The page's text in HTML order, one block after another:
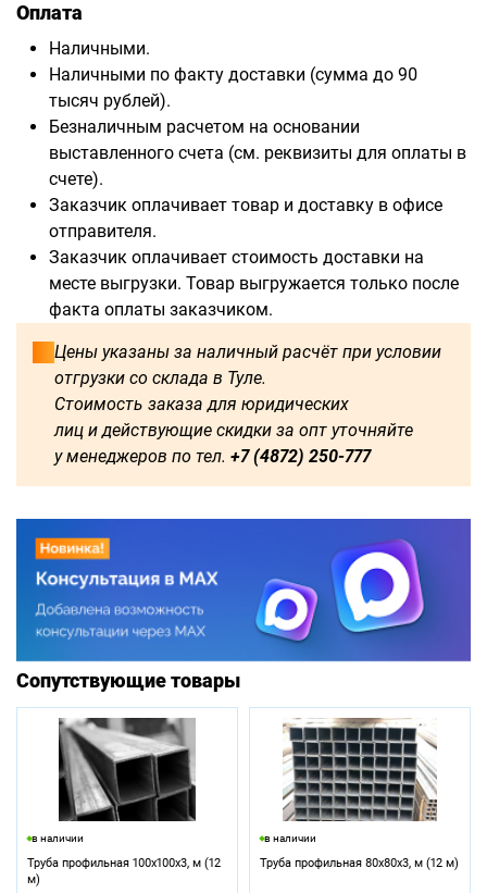
Оплата
Наличными.
Наличными по факту доставки (сумма до 90
тысяч рублей).
Безналичным расчетом на основании
выставленного счета (см. реквизиты для оплаты в
счете).
Заказчик оплачивает товар и доставку в офисе
отправителя.
Заказчик оплачивает стоимость доставки на
месте выгрузки. Товар выгружается только после
факта оплаты заказчиком.
Цены указаны за наличный расчёт при условии
отгрузки со склада в Туле.
Стоимость заказа для юридических
лиц и действующие скидки за опт уточняйте
у менеджеров по тел. +7 (4872) 250-777
В наличии:
2000 1800 1500
Доступны для заказа:
750 1250 1600
2500 2750 3000 3250
3500 3750 4000 4250
5000
500
Сопутствующие товары
в наличии
Труба профильная 100х100х3, м (12
м)
в наличии
Труба профильная 80х80х3, м (12 м)